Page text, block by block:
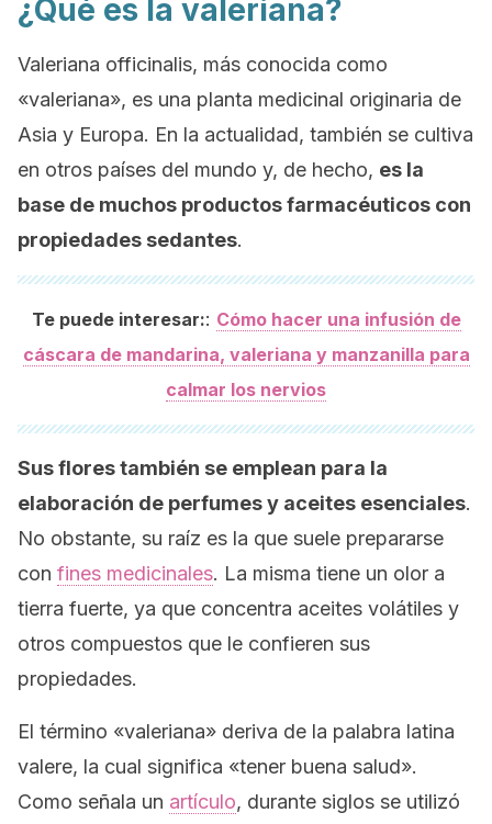
¿Qué es la valeriana?
Valeriana officinalis, más conocida como
«valeriana», es una planta medicinal originaria de
Asia y Europa. En la actualidad, también se cultiva
en otros países del mundo y, de hecho, es la
base de muchos productos farmacéuticos con
propiedades sedantes.
Te puede interesar:: Cómo hacer una infusión de
cáscara de mandarina, valeriana y manzanilla para
calmar los nervios
Sus flores también se emplean para la
elaboración de perfumes y aceites esenciales.
No obstante, su raíz es la que suele prepararse
con fines medicinales. La misma tiene un olor a
tierra fuerte, ya que concentra aceites volátiles y
otros compuestos que le confieren sus
propiedades.
El término «valeriana» deriva de la palabra latina
valere, la cual significa «tener buena salud».
Como señala un artículo, durante siglos se utilizó